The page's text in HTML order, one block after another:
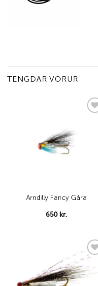
TENGDAR VÖRUR
Arndilly Fancy Gára
650 kr.
Add to
wishlist